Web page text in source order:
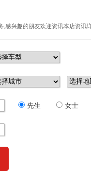
感兴趣的朋友欢迎资讯本店资讯详
先生 女士